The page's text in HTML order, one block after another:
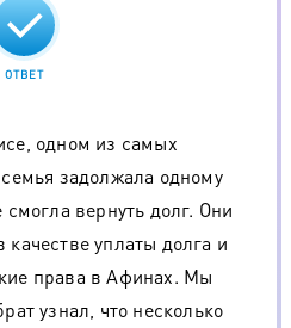
ОТВЕТ
одном из самых
задолжала одному
вернуть долг. Они
уплаты долга и
права в Афинах. Мы
узнал, что несколько